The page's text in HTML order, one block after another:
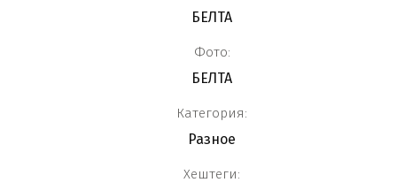
БЕЛТА
Фото:
БЕЛТА
Категория:
Разное
Хештеги: